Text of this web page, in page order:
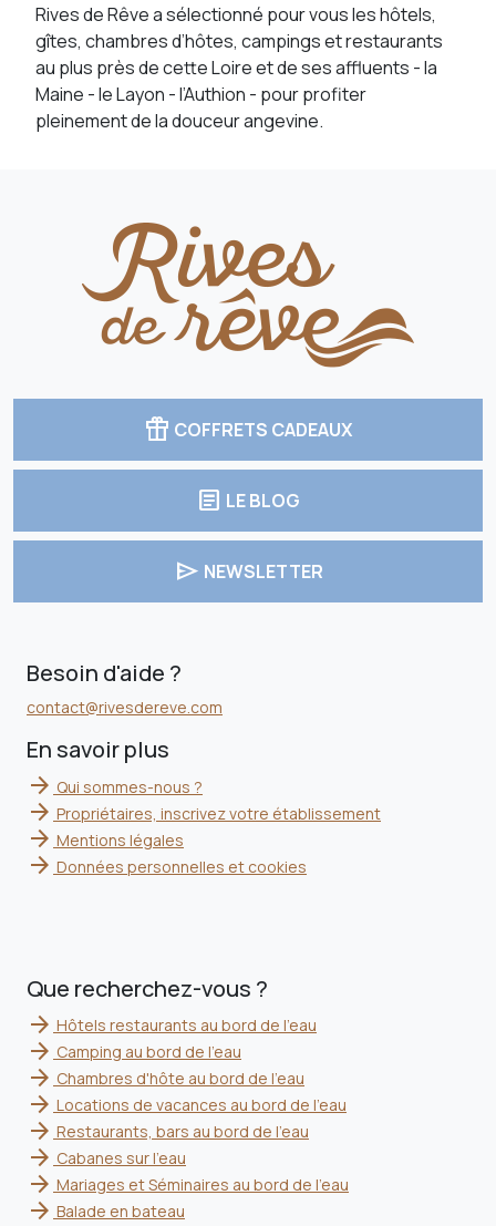
Rives de Rêve a sélectionné pour vous Ies hôtels,
gîtes, chambres d’hôtes, campings et restaurants
au plus près de cette Loire et de ses affluents - la
Maine - le Layon - l’Authion - pour profiter
pleinement de la douceur angevine.
featured_seasonal_and_gifts COFFRETS CADEAUX
article LE BLOG
send NEWSLETTER
Besoin d'aide ?
contact@rivesdereve.com
En savoir plus
arrow_forward Qui sommes-nous ?
arrow_forward Propriétaires, inscrivez votre établissement
arrow_forward Mentions légales
arrow_forward Données personnelles et cookies
Que recherchez-vous ?
arrow_forward Hôtels restaurants au bord de l'eau
arrow_forward Camping au bord de l'eau
arrow_forward Chambres d'hôte au bord de l'eau
arrow_forward Locations de vacances au bord de l'eau
arrow_forward Restaurants, bars au bord de l'eau
arrow_forward Cabanes sur l'eau
arrow_forward Mariages et Séminaires au bord de l'eau
arrow_forward Balade en bateau